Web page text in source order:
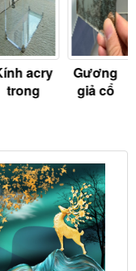
Gương
giả cổ
Kính khăc
giả đồng